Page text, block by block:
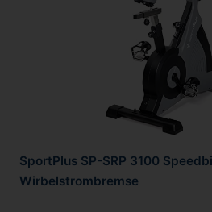
SportPlus SP-SRP 3100
Wirbelstrombremse